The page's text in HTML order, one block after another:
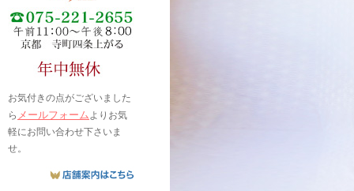
お気付きの点がございました
ら メールフォームよりお気
軽にお問い合わせ下さいま
せ。